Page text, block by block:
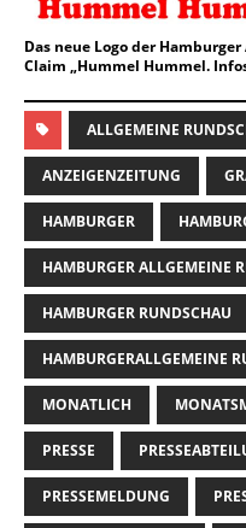
Das neue Logo der
Claim „Hummel Hummel.
ALLGEMEINE
ANZEIGENZEITUNG
HAMBURGER
HAMBURGER ALLGEMEINE
HAMBURGER RUNDSCHAU
HAMBURGERALLGEMEINE
MONATLICH
PRESSE
PRESSEMELDUNG